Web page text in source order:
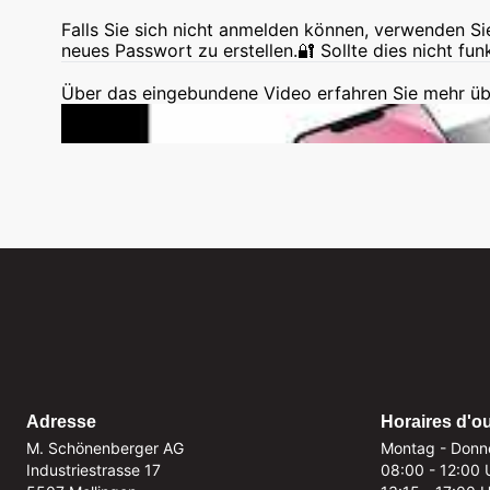
Falls Sie sich nicht anmelden können, verwenden
neues Passwort zu erstellen.🔐 Sollte dies nicht
Über das eingebundene Video erfahren Sie mehr
Adresse
M. Schönenberger AG
Industriestrasse 17
Horaires
Montag -
08:00 - 12:00